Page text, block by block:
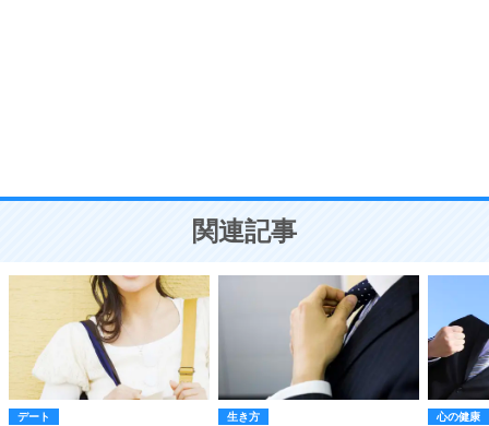
ことが大切。
関連記事
デート 生き方 心の健康